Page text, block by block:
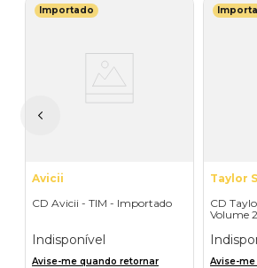
Importado
Avicii
CD Avicii - TIM - Importado
Indisponível
Avise-me quando retornar
Taylor
CD
Volume
Avise-